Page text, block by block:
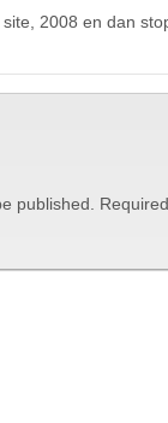
2008 en dan
published.